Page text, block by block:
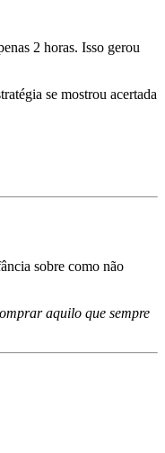
2 horas. Isso gerou
se mostrou acertada
sobre como não
aquilo que sempre